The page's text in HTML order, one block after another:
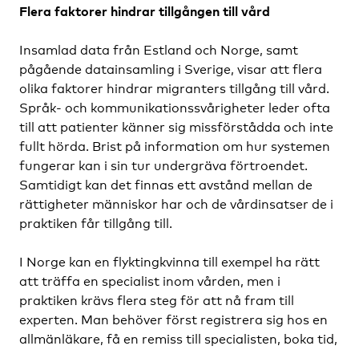
Flera faktorer hindrar tillgången till vård
Insamlad data från Estland och Norge, samt
pågående datainsamling i Sverige, visar att flera
olika faktorer hindrar migranters tillgång till vård.
Språk- och kommunikationssvårigheter leder ofta
till att patienter känner sig missförstådda och inte
fullt hörda. Brist på information om hur systemen
fungerar kan i sin tur undergräva förtroendet.
Samtidigt kan det finnas ett avstånd mellan de
rättigheter människor har och de vårdinsatser de i
praktiken får tillgång till.
I Norge kan en flyktingkvinna till exempel ha rätt
att träffa en specialist inom vården, men i
praktiken krävs flera steg för att nå fram till
experten. Man behöver först registrera sig hos en
allmänläkare, få en remiss till specialisten, boka tid,